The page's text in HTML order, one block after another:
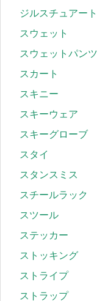
ジルスチュアート
スウェット
スウェットパンツ
スカート
スキニー
スキーウェア
スキーグローブ
スタイ
スタンスミス
スチールラック
スツール
ステッカー
ストッキング
ストライプ
ストラップ